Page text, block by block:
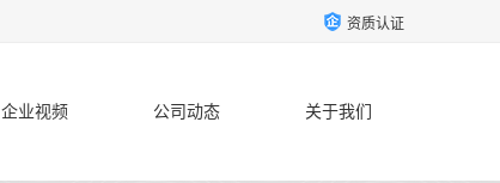
资质认证
企业视频 公司动态 关于我们